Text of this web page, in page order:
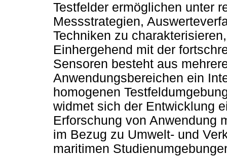
Testfelder ermöglichen unter
Messstrategien,
Techniken zu
Einhergehend mit der
Sensoren besteht aus
Anwendungsbereichen ein
homogenen
widmet sich der Entwicklung
Erforschung von Anwendung
im Bezug zu Umwelt- und
maritimen